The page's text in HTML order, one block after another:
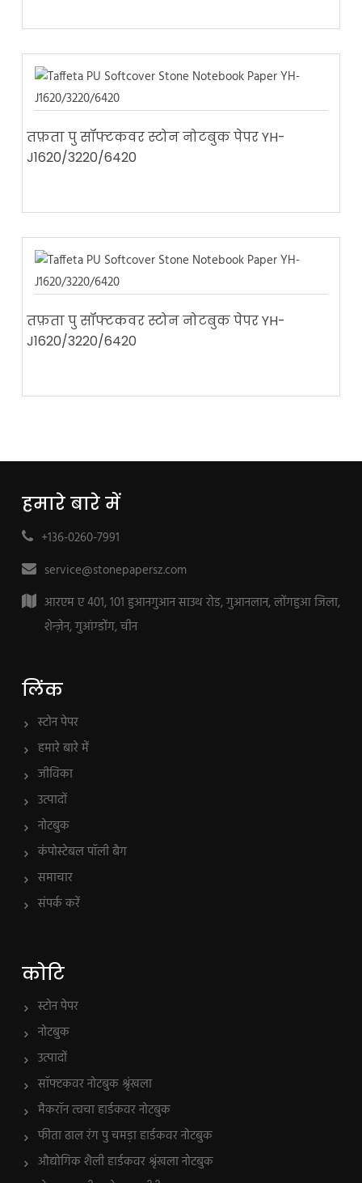
तफ़ता पु सॉफ्टकवर स्टोन नोटबुक पेपर YH-
J1620/3220/6420
तफ़ता पु सॉफ्टकवर स्टोन नोटबुक पेपर YH-
J1620/3220/6420
हमारे बारे में
+136-0260-7991
service@stonepapersz.com
आरएम ए 401, 101 हुआनगुआन साउथ रोड, गुआनलान, लोंगहुआ जिला,
शेन्ज़ेन, गुआंग्डोंग, चीन
लिंक
स्टोन पेपर
हमारे बारे में
जीविका
उत्पादों
नोटबुक
कंपोस्टेबल पॉली बैग
समाचार
संपर्क करें
कोटि
स्टोन पेपर
नोटबुक
उत्पादों
सॉफ्टकवर नोटबुक श्रृंखला
मैकरॉन त्वचा हार्डकवर नोटबुक
फीता ढाल रंग पु चमड़ा हार्डकवर नोटबुक
औद्योगिक शैली हार्डकवर श्रृंखला नोटबुक